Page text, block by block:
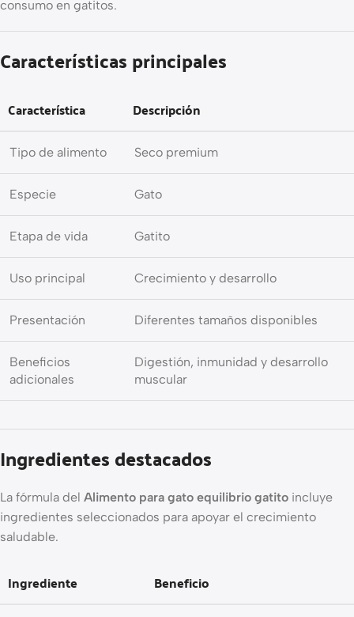
consumo en gatitos.
Características principales
Característica Descripción
Tipo de alimento Seco premium
Especie Gato
Etapa de vida Gatito
Uso principal Crecimiento y desarrollo
Presentación Diferentes tamaños disponibles
Beneficios
adicionales
Digestión, inmunidad y desarrollo
muscular
Ingredientes destacados
La fórmula del Alimento para gato equilibrio gatito incluye
ingredientes seleccionados para apoyar el crecimiento
saludable.
Ingrediente Beneficio